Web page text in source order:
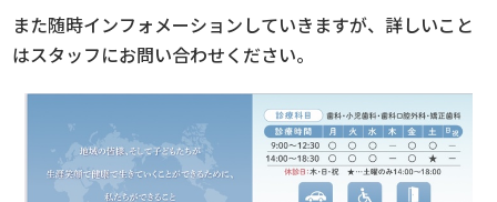
また随時インフォメーションしていきますが、詳しいこと
はスタッフにお問い合わせください。